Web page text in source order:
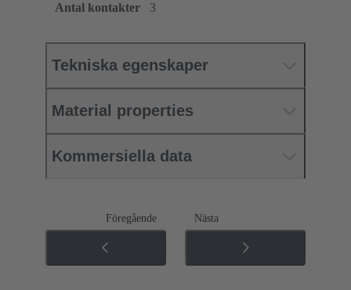
Antal kontakter
3
Tekniska egenskaper
Material properties
Kommersiella data
Föregående Nästa